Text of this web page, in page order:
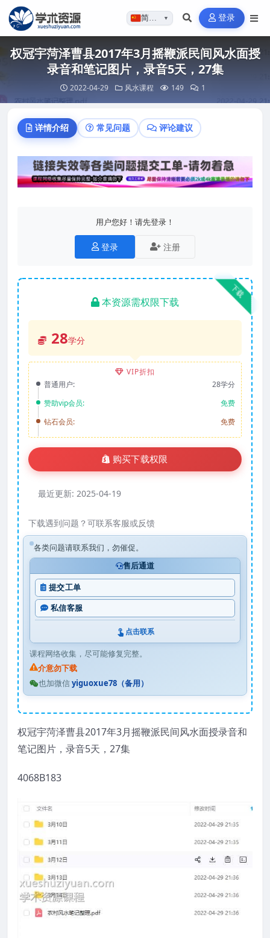
简体…▼ 登录
权冠宇菏泽曹县2017年3月摇鞭派民间风水面授
录音和笔记图片，录音5天，27集
2022-04-29 风水课程 149 1
详情介绍 常见问题 评论建议
用户您好！请先登录！
登录 注册
下载
本资源需权限下载
28学分
VIP折扣
普通用户:
28学分
赞助vip会员:
免费
钻石会员:
免费
购买下载权限
最近更新: 2025-04-19
下载遇到问题？可联系客服或反馈
各类问题请联系我们，勿催促。
售后通道
提交工单
私信客服
点击联系
课程网络收集，尽可能修复完整。
介意勿下载
也加微信yiguoxue78（备用）
权冠宇菏泽曹县2017年3月摇鞭派民间风水面授录音和
笔记图片，录音5天，27集
4068B183